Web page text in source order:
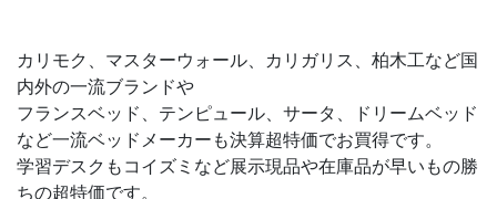
カリモク、マスターウォール、カリガリス、柏木工など国
内外の一流ブランドや
フランスベッド、テンピュール、サータ、ドリームベッド
など一流ベッドメーカーも決算超特価でお買得です。
学習デスクもコイズミなど展示現品や在庫品が早いもの勝
ちの超特価です。